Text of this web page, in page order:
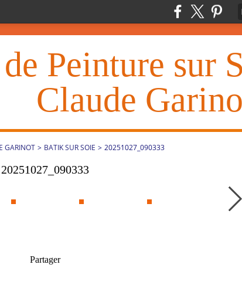
Peinture sur
Claude
GARINOT > BATIK SUR SOIE > 20251027_090333
20251027_090333
Partager